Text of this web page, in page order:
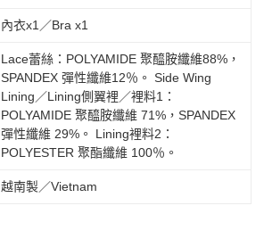
內衣x1／Bra x1
Lace蕾絲：POLYAMIDE 聚醯胺纖維88%，
SPANDEX 彈性纖維12％。 Side Wing
Lining／Lining側翼裡／裡料1：
POLYAMIDE 聚醯胺纖維 71%，SPANDEX
彈性纖維 29%。 Lining裡料2：
POLYESTER 聚酯纖維 100％。
越南製／Vietnam